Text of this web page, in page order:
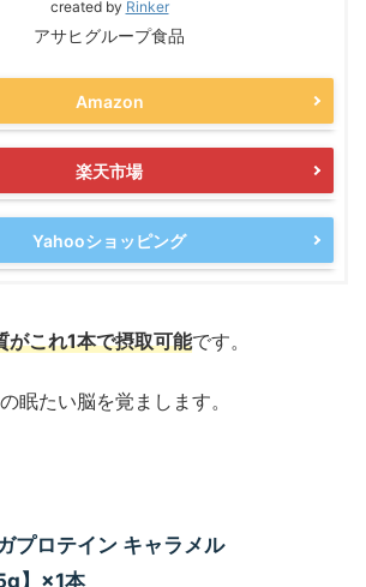
created by Rinker
アサヒグループ食品
Amazon
楽天市場
Yahooショッピング
がこれ1本で摂取可能です。
眠たい脳を覚まします。
プロテイン キャラメル
】×1本